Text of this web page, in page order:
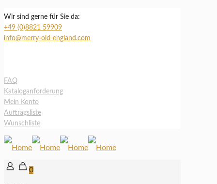
Wir sind gerne für Sie da:
+49 (0)8821 59909
info@merry-old-england.com
FAQ
Kataloganforderung
Mein Konto
Auftragsliste
Wunschliste
0